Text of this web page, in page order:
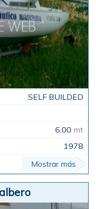
.SELF BUILDED
6,00 mt
1978
Mostrar más